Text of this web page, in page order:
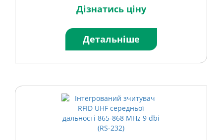
Дізнатись ціну
Детальніше